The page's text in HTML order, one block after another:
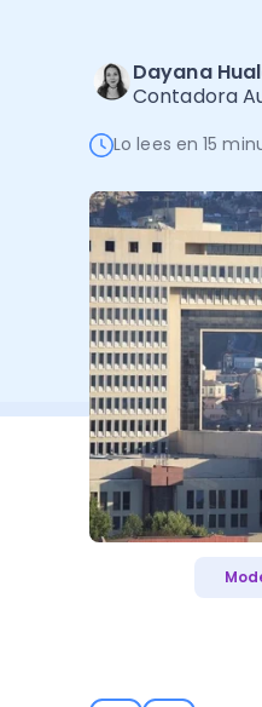
Software Factura y
Autores
Dayana
Contadora
Lo lees en 15